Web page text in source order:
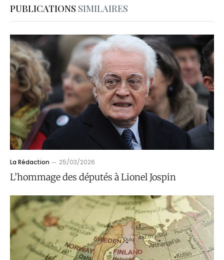
PUBLICATIONS SIMILAIRES
La Rédaction 25/03/2026
L’hommage des députés à Lionel Jospin